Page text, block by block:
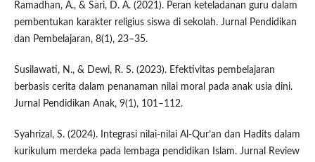
Ramadhan, A., & Sari, D. A. (2021). Peran keteladanan guru dalam
pembentukan karakter religius siswa di sekolah. Jurnal Pendidikan
dan Pembelajaran, 8(1), 23–35.
Susilawati, N., & Dewi, R. S. (2023). Efektivitas pembelajaran
berbasis cerita dalam penanaman nilai moral pada anak usia dini.
Jurnal Pendidikan Anak, 9(1), 101–112.
Syahrizal, S. (2024). Integrasi nilai-nilai Al‑Qur’an dan Hadits dalam
kurikulum merdeka pada lembaga pendidikan Islam. Jurnal Review